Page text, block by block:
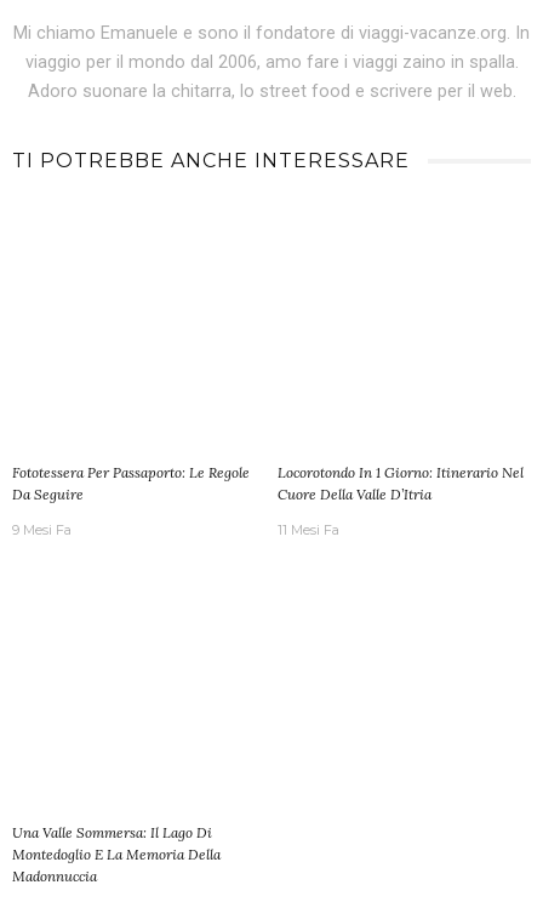
Mi chiamo Emanuele e sono il fondatore di viaggi-vacanze.org. In
viaggio per il mondo dal 2006, amo fare i viaggi zaino in spalla.
Adoro suonare la chitarra, lo street food e scrivere per il web.
TI POTREBBE ANCHE INTERESSARE
Fototessera Per Passaporto: Le Regole
Da Seguire
9 Mesi Fa
Locorotondo In 1 Giorno: Itinerario Nel
Cuore Della Valle D’Itria
11 Mesi Fa
Una Valle Sommersa: Il Lago Di
Montedoglio E La Memoria Della
Madonnuccia